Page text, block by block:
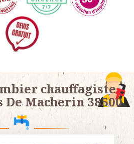
chauffagiste
Macherin 38500